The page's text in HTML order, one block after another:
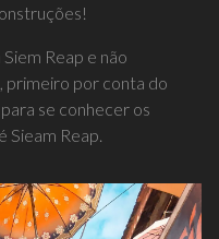
Reap e não
primeiro por conta do
se conhecer os
Sieam Reap.